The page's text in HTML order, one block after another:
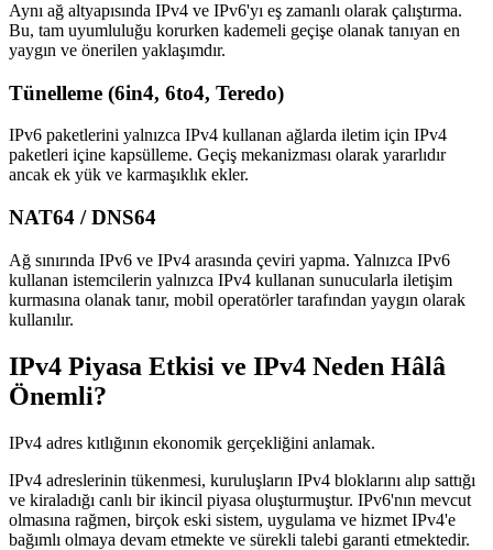
Aynı ağ altyapısında IPv4 ve IPv6'yı eş zamanlı olarak çalıştırma.
Bu, tam uyumluluğu korurken kademeli geçişe olanak tanıyan en
yaygın ve önerilen yaklaşımdır.
Tünelleme (6in4, 6to4, Teredo)
IPv6 paketlerini yalnızca IPv4 kullanan ağlarda iletim için IPv4
paketleri içine kapsülleme. Geçiş mekanizması olarak yararlıdır
ancak ek yük ve karmaşıklık ekler.
NAT64 / DNS64
Ağ sınırında IPv6 ve IPv4 arasında çeviri yapma. Yalnızca IPv6
kullanan istemcilerin yalnızca IPv4 kullanan sunucularla iletişim
kurmasına olanak tanır, mobil operatörler tarafından yaygın olarak
kullanılır.
IPv4 Piyasa Etkisi ve IPv4 Neden Hâlâ
Önemli?
IPv4 adres kıtlığının ekonomik gerçekliğini anlamak.
IPv4 adreslerinin tükenmesi, kuruluşların IPv4 bloklarını alıp sattığı
ve kiraladığı canlı bir ikincil piyasa oluşturmuştur. IPv6'nın mevcut
olmasına rağmen, birçok eski sistem, uygulama ve hizmet IPv4'e
bağımlı olmaya devam etmekte ve sürekli talebi garanti etmektedir.